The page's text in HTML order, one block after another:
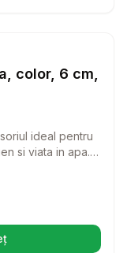
Diverse
color, 6 cm,
ideal pentru
si viata in apa.
într-o filă nouă)